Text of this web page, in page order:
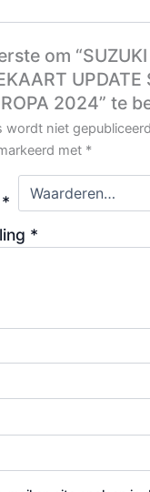
om
UPDATE
2024” te
wordt niet
met *
*
*